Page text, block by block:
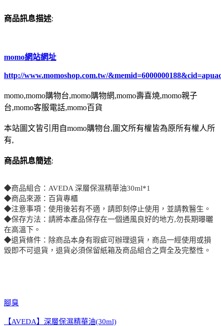
商品訊息描述:
momo網站網址
http://www.momoshop.com.tw/
momo,momo購物台,momo購物網,momo壽喜燒,momo親子
台,momo客服電話,momo百貨
本站圖文皆引用自momo購物台,圖文所有權皆為原所有權人所
有,
商品訊息簡述:
◆商品組合：AVEDA 深層保濕精華油30ml*1
◆商品來源：百貨專櫃
◆注意事項：使用後若有不適，請即刻停止使用，並請教醫生。
◆保存方法：請將本產品保存在一個通風良好的地方,勿長期曝曬
在高溫下。
◆退貨條件：除商品本身有瑕疵可辦理退貨，商品一經使用或損
毀即不可退貨，退貨必須保留紙箱及商品組合之齊全及完整性。
腳臭
【AVEDA】深層保濕精華油(30ml)